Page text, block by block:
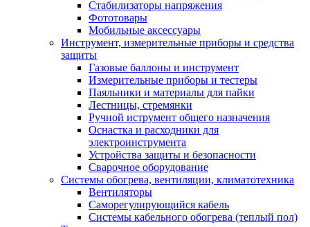
Стабилизаторы напряжения
Фототовары
Мобильные аксессуары
Инструмент, измерительные приборы и средства
защиты
Газовые баллоны и инструмент
Измерительные приборы и тестеры
Паяльники и материалы для пайки
Лестницы, стремянки
Ручной иструмент общего назначения
Оснастка и расходники для
электроинструмента
Устройства защиты и безопасности
Сварочное оборудование
Системы обогрева, вентиляции, климатотехника
Вентиляторы
Саморегулирующийся кабель
Системы кабельного обогрева (теплый пол)